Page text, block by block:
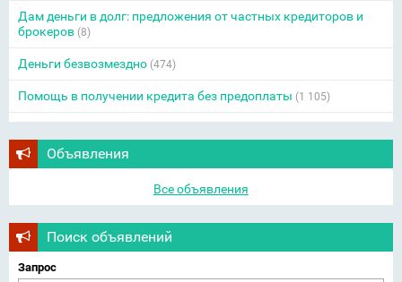
Дам деньги в долг: предложения от частных кредиторов и
брокеров (8)
Деньги безвозмездно (474)
Помощь в получении кредита без предоплаты (1 105)
Объявления
Все объявления
Поиск объявлений
Запрос